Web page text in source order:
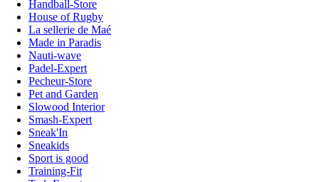
Handball-Store
House of Rugby
La sellerie de Maé
Made in Paradis
Nauti-wave
Padel-Expert
Pecheur-Store
Pet and Garden
Slowood Interior
Smash-Expert
Sneak'In
Sneakids
Sport is good
Training-Fit